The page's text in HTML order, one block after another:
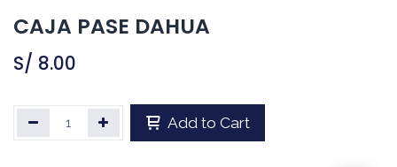
CAJA PASE DAHUA
S/ 8.00
Add to Cart